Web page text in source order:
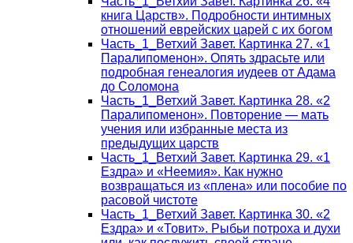
книга Царств». Подробности интимных
отношений еврейских царей с их богом
Часть_1_Ветхий Завет. Картинка 27. «1
Паралипоменон». Опять здрасьте или
подробная генеалогия иудеев от Адама
до Соломона
Часть_1_Ветхий Завет. Картинка 28. «2
Паралипоменон». Повторение — мать
учения или избранные места из
предыдущих царств
Часть_1_Ветхий Завет. Картинка 29. «1
Ездра» и «Неемия». Как нужно
возвращаться из «плена» или пособие по
расовой чистоте
Часть_1_Ветхий Завет. Картинка 30. «2
Ездра» и «Товит». Рыбьи потроха и духи